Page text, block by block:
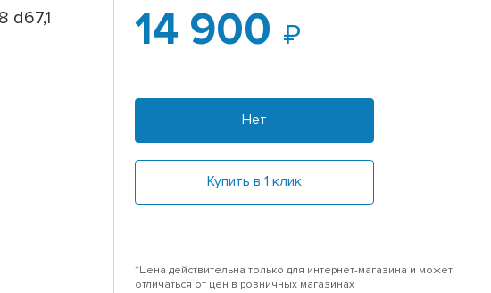
d67,1
14 900
Нет
Купить в 1 клик
*Цена действительна только для интернет-магазина и может
отличаться от цен в розничных магазинах